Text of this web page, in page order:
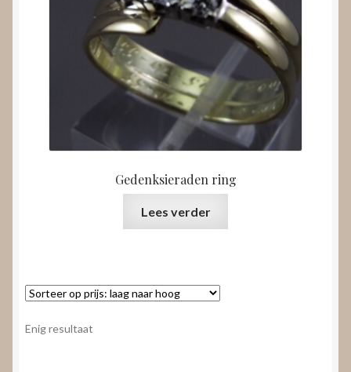
Gedenksieraden ring
Lees verder
Enig resultaat